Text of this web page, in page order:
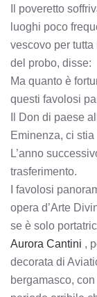
Il poveretto
luoghi poco
vescovo per
del probo, disse:
Ma quanto è
questi favolosi
Il Don di paese
Eminenza, ci
L’anno
trasferimento.
I favolosi
opera d’Arte
se è solo
Aurora Cantini ,
decorata di
bergamasco,